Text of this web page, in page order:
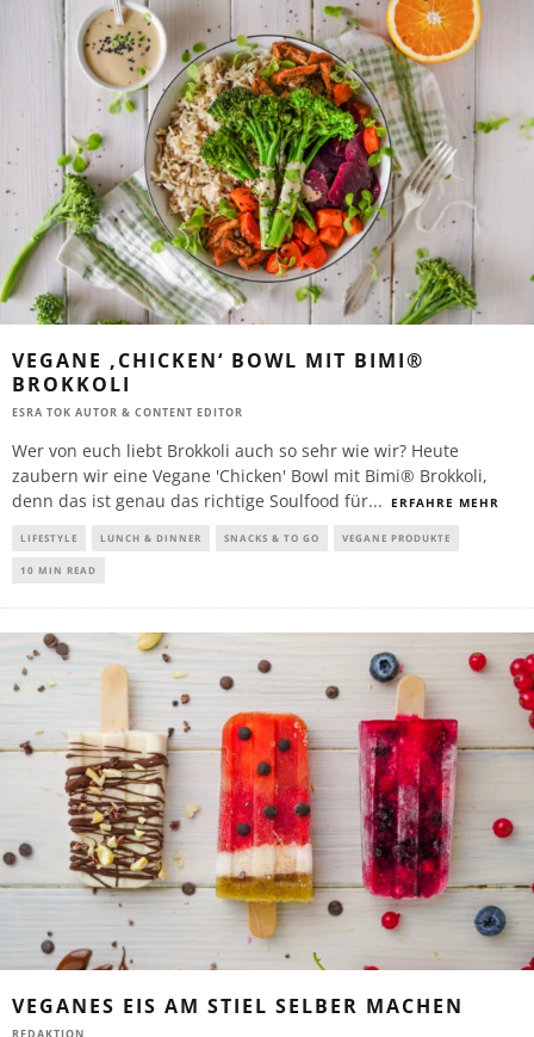
VEGANE ‚CHICKEN‘ BOWL MIT BIMI®
BROKKOLI
ESRA TOK AUTOR & CONTENT EDITOR
Wer von euch liebt Brokkoli auch so sehr wie wir? Heute
zaubern wir eine Vegane 'Chicken' Bowl mit Bimi® Brokkoli,
denn das ist genau das richtige Soulfood für... ERFAHRE MEHR
LIFESTYLE LUNCH & DINNER SNACKS & TO GO VEGANE PRODUKTE
10 MIN READ
VEGANES EIS AM STIEL SELBER MACHEN
REDAKTION